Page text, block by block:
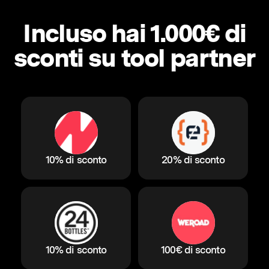
Incluso hai 1.000€ di
sconti su tool partner
10% di sconto 20% di sconto
10% di sconto 100€ di sconto